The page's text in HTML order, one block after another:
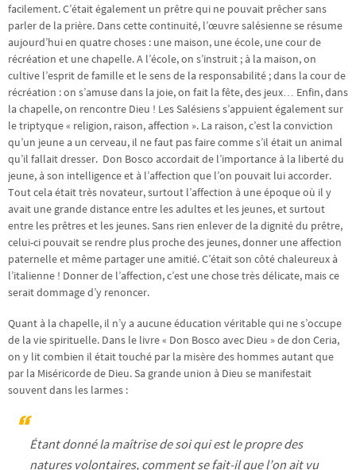
facilement. C’était également un prêtre qui ne pouvait prêcher sans
parler de la prière. Dans cette continuité, l’œuvre salésienne se résume
aujourd’hui en quatre choses : une maison, une école, une cour de
récréation et une chapelle. A l’école, on s’instruit ; à la maison, on
cultive l’esprit de famille et le sens de la responsabilité ; dans la cour de
récréation : on s’amuse dans la joie, on fait la fête, des jeux… Enfin, dans
la chapelle, on rencontre Dieu ! Les Salésiens s’appuient également sur
le triptyque « religion, raison, affection ». La raison, c’est la conviction
qu’un jeune a un cerveau, il ne faut pas faire comme s’il était un animal
qu’il fallait dresser. Don Bosco accordait de l’importance à la liberté du
jeune, à son intelligence et à l’affection que l’on pouvait lui accorder.
Tout cela était très novateur, surtout l’affection à une époque où il y
avait une grande distance entre les adultes et les jeunes, et surtout
entre les prêtres et les jeunes. Sans rien enlever de la dignité du prêtre,
celui-ci pouvait se rendre plus proche des jeunes, donner une affection
paternelle et même partager une amitié. C’était son côté chaleureux à
l’italienne ! Donner de l’affection, c’est une chose très délicate, mais ce
serait dommage d’y renoncer.
Quant à la chapelle, il n’y a aucune éducation véritable qui ne s’occupe
de la vie spirituelle. Dans le livre « Don Bosco avec Dieu » de don Ceria,
on y lit combien il était touché par la misère des hommes autant que
par la Miséricorde de Dieu. Sa grande union à Dieu se manifestait
souvent dans les larmes :
Étant donné la maîtrise de soi qui est le propre des
natures volontaires, comment se fait-il que l’on ait vu